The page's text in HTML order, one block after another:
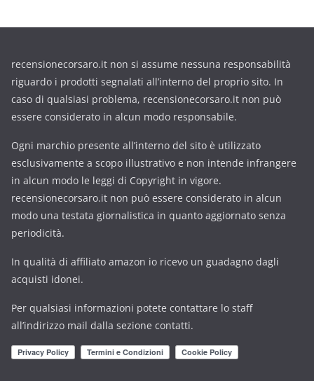
recensionecorsaro.it non si assume nessuna responsabilità
riguardo i prodotti segnalati all’interno del proprio sito. In
caso di qualsiasi problema, recensionecorsaro.it non può
essere considerato in alcun modo responsabile.
Ogni marchio presente all’interno del sito è utilizzato
esclusivamente a scopo illustrativo e non intende infrangere
in alcun modo le leggi di Copyright in vigore.
recensionecorsaro.it non può essere considerato in alcun
modo una testata giornalistica in quanto aggiornato senza
periodicità.
In qualità di affiliato amazon io ricevo un guadagno dagli
acquisti idonei.
Per qualsiasi informazioni potete contattare lo staff
all’indirizzo mail dalla sezione contatti.